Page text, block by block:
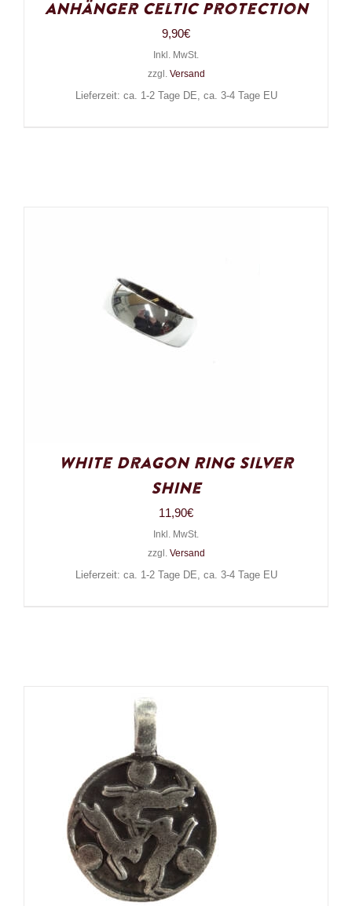
Anhänger Celtic Protection
9,90€
Inkl. MwSt.
zzgl. Versand
Lieferzeit: ca. 1-2 Tage DE, ca. 3-4 Tage EU
White Dragon Ring Silver
Shine
11,90€
Inkl. MwSt.
zzgl. Versand
Lieferzeit: ca. 1-2 Tage DE, ca. 3-4 Tage EU